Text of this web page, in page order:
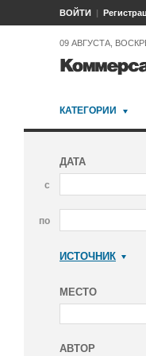
ВОЙТИ
09 АВГУСТА,
КАТЕГОРИИ
ДАТА
с
по
ИСТОЧНИК
МЕСТО
АВТОР